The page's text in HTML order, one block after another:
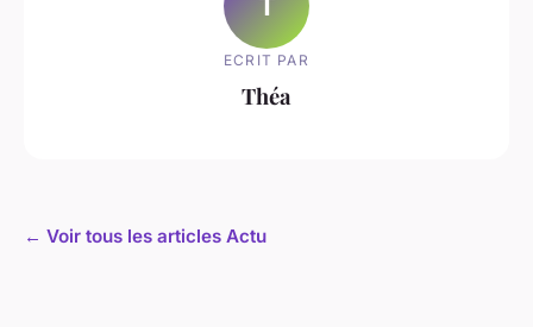
ECRIT PAR
Théa
← Voir tous les articles Actu